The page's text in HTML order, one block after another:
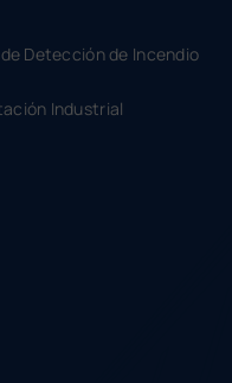
Detección de Incendio
Industrial